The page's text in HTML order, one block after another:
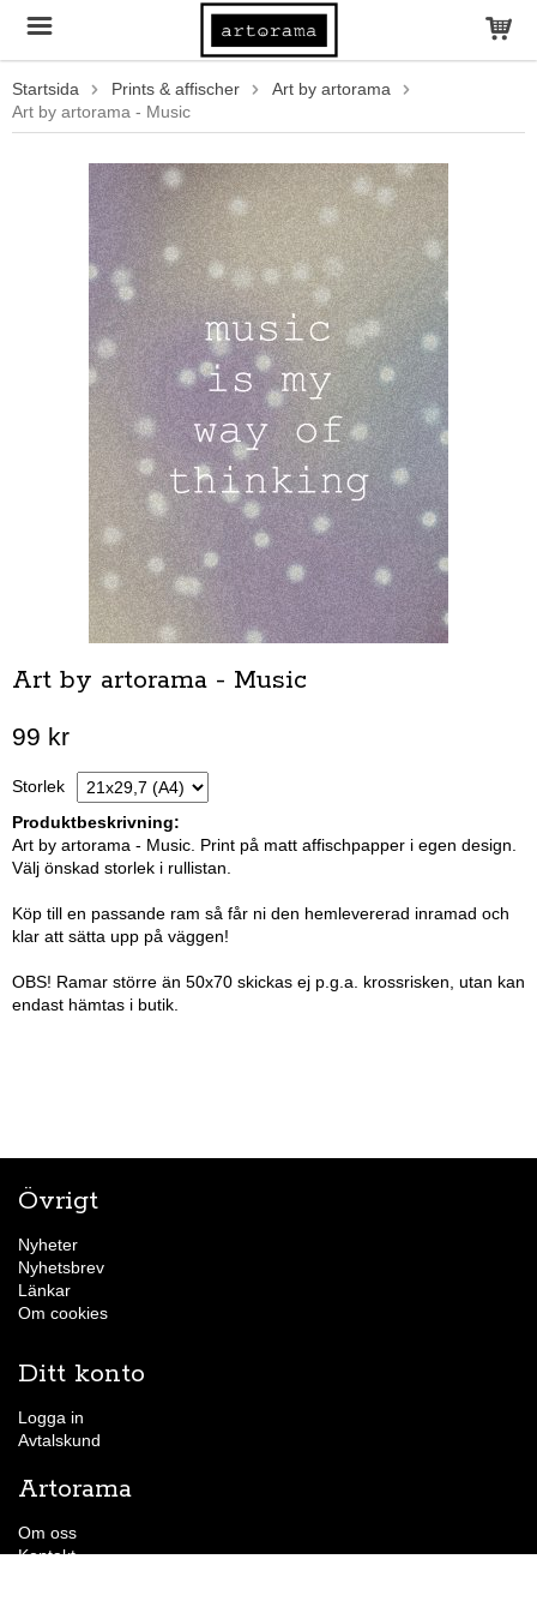
Startsida Prints & affischer
Art by artorama
Art by artorama - Music
Art by artorama - Music
99 kr
Storlek
Produktbeskrivning:
Art by artorama - Music. Print på matt affischpapper i egen design.
Välj önskad storlek i rullistan.
Köp till en passande ram så får ni den hemlevererad inramad och
klar att sätta upp på väggen!
OBS! Ramar större än 50x70 skickas ej p.g.a. krossrisken, utan kan
endast hämtas i butik.
Övrigt
Nyheter
Nyhetsbrev
Länkar
Om cookies
Ditt konto
Logga in
Avtalskund
Artorama
Om oss
Kontakt